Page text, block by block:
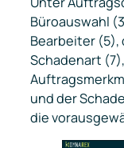
Büroauswahl
Bearbeiter (5),
Schadenart
und der
die